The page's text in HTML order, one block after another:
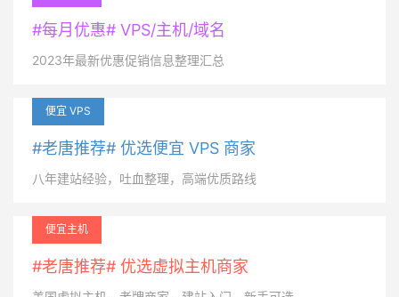
#每月优惠# VPS/主机/域名
2023年最新优惠促销信息整理汇总
便宜 VPS
#老唐推荐# 优选便宜 VPS 商家
八年建站经验，吐血整理，高端优质路线
便宜主机
#老唐推荐# 优选虚拟主机商家